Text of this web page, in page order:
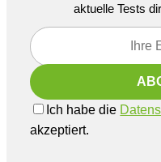
aktuelle Tests
Ich habe die
akzeptiert.